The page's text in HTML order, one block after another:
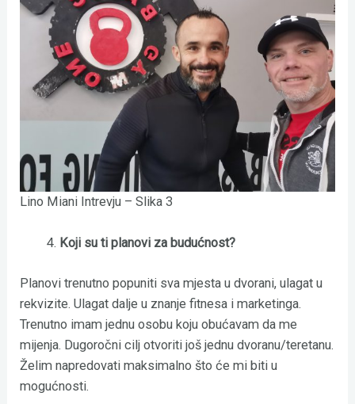
Lino Miani Intrevju – Slika 3
Koji su ti planovi za budućnost?
Planovi trenutno popuniti sva mjesta u dvorani, ulagat u
rekvizite. Ulagat dalje u znanje fitnesa i marketinga.
Trenutno imam jednu osobu koju obućavam da me
mijenja. Dugoročni cilj otvoriti još jednu dvoranu/teretanu.
Želim napredovati maksimalno što će mi biti u
mogućnosti.